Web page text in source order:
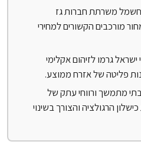
משרתת חברות גז
מורכבים הקשורים למחירי
גרמו לזיהום אקלימי
פליטה של אזרח ממוצע.
מתמשך ורווחי עתק של
הרגולציה והצורך בשינוי